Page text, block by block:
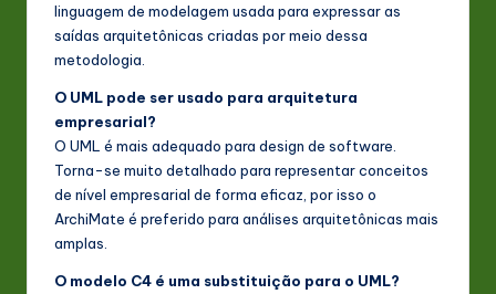
linguagem de modelagem usada para expressar as
saídas arquitetônicas criadas por meio dessa
metodologia.
O UML pode ser usado para arquitetura
empresarial?
O UML é mais adequado para design de software.
Torna-se muito detalhado para representar conceitos
de nível empresarial de forma eficaz, por isso o
ArchiMate é preferido para análises arquitetônicas mais
amplas.
O modelo C4 é uma substituição para o UML?